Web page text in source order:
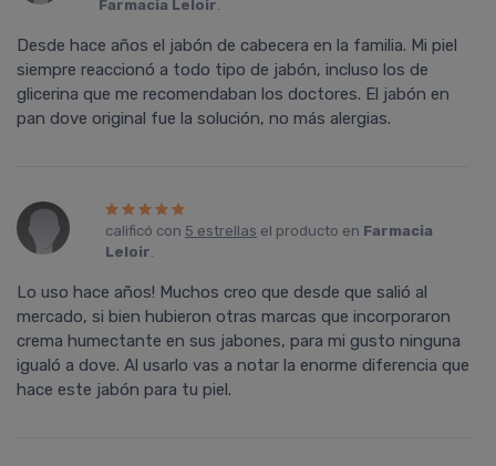
Farmacia Leloir.
Desde hace años el jabón de cabecera en la familia. Mi piel
siempre reaccionó a todo tipo de jabón, incluso los de
glicerina que me recomendaban los doctores. El jabón en
pan dove original fue la solución, no más alergias.
calificó con 5 estrellas el producto en Farmacia
Leloir.
Lo uso hace años! Muchos creo que desde que salió al
mercado, si bien hubieron otras marcas que incorporaron
crema humectante en sus jabones, para mi gusto ninguna
igualó a dove. Al usarlo vas a notar la enorme diferencia que
hace este jabón para tu piel.